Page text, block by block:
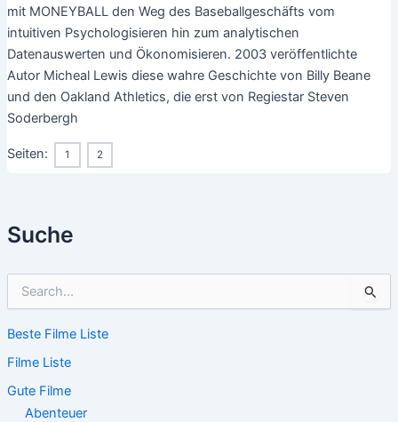
Suche
h
n
n
Beste Filme Liste
Filme Liste
Gute Filme
Abenteuer
mit MONEYBALL den Weg des Baseballgeschäfts vom
intuitiven Psychologisieren hin zum analytischen
Datenauswerten und Ökonomisieren. 2003 veröffentlichte
Autor Micheal Lewis diese wahre Geschichte von Billy Beane
und den Oakland Athletics, die erst von Regiestar Steven
Soderbergh
Seiten: 1 2